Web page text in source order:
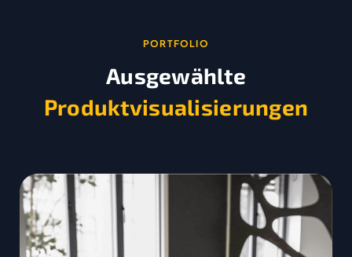
PORTFOLIO
Ausgewählte
Produktvisualisierungen